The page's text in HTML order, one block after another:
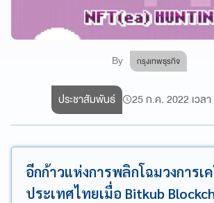
By กรุงเทพธุรกิจ
ประชาสัมพันธ์ 25 ก.ค. 2022 เวล
อีกก้าวแห่งการพลิกโฉมวงการเ
ประเทศไทยเมื่อ Bitkub